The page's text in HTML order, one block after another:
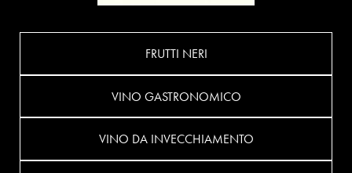
FRUTTI NERI
VINO GASTRONOMICO
VINO DA INVECCHIAMENTO